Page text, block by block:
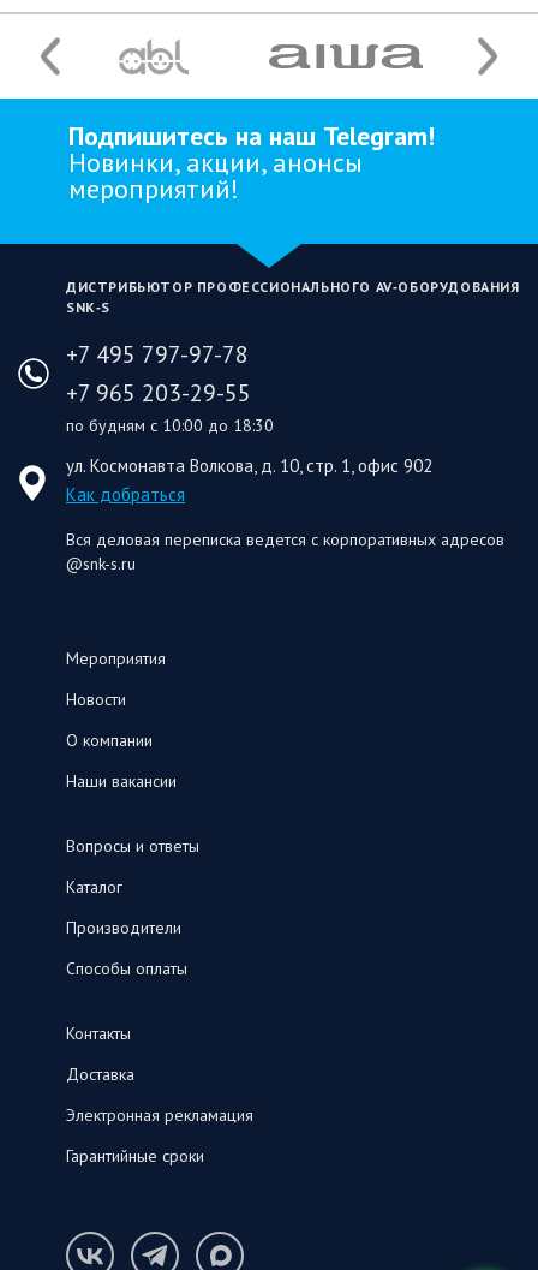
Подпишитесь на наш Telegram!
Новинки, акции, анонсы
мероприятий!
ДИСТРИБЬЮТОР ПРОФЕССИОНАЛЬНОГО AV‑ОБОРУДОВАНИЯ
SNK‑S
+7 495 797-97-78
+7 965 203-29-55
по будням с 10:00 до 18:30
ул. Космонавта Волкова, д. 10, стр. 1, офис 902
Как добраться
Вся деловая переписка ведется с корпоративных адресов
@snk-s.ru
Мероприятия
Новости
О компании
Наши вакансии
Вопросы и ответы
Каталог
Производители
Способы оплаты
Контакты
Доставка
Электронная рекламация
Гарантийные сроки